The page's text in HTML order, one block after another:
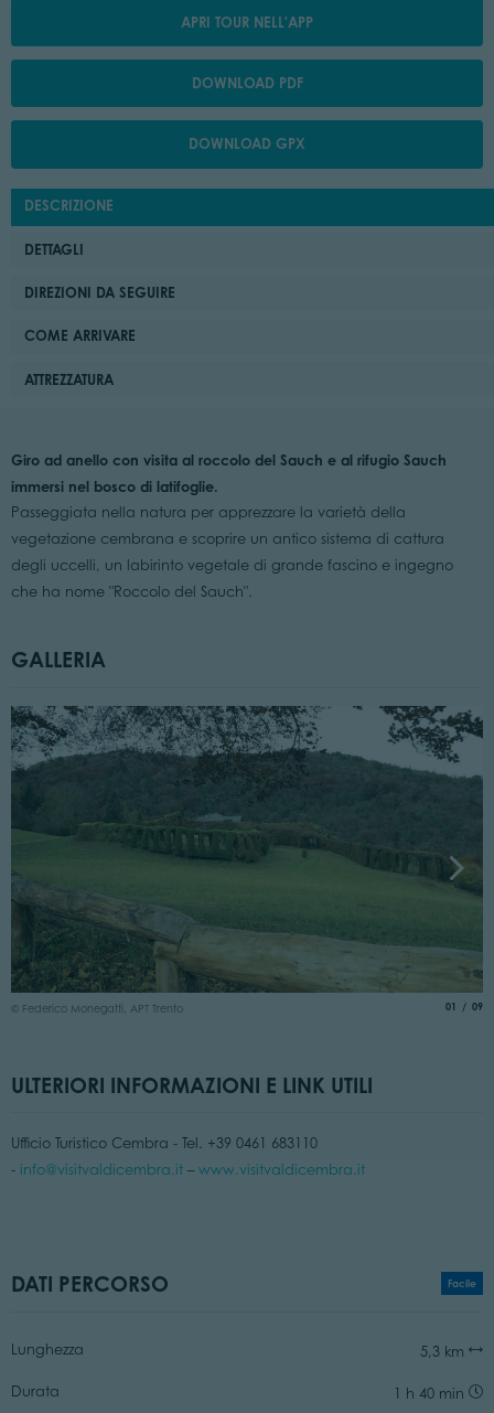
APRI TOUR NELL'APP
DOWNLOAD PDF
DOWNLOAD GPX
DESCRIZIONE
DETTAGLI
DIREZIONI DA SEGUIRE
COME ARRIVARE
ATTREZZATURA
Giro ad anello con visita al roccolo del Sauch e al rifugio Sauch
immersi nel bosco di latifoglie.
Passeggiata nella natura per apprezzare la varietà della
vegetazione cembrana e scoprire un antico sistema di cattura
degli uccelli, un labirinto vegetale di grande fascino e ingegno
che ha nome "Roccolo del Sauch".
GALLERIA
© Federico Monegatti, APT Trento 01 di
09
ULTERIORI INFORMAZIONI E LINK UTILI
Ufficio Turistico Cembra - Tel. +39 0461 683110
- info@visitvaldicembra.it– www.visitvaldicembra.it
DATI PERCORSO Facile
Lunghezza 5,3 km
Durata 1 h 40 min